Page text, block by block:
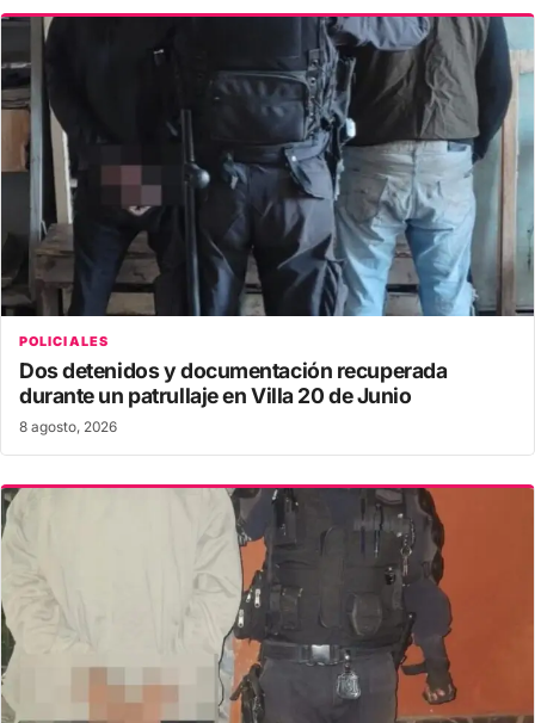
POLICIALES
Dos detenidos y documentación recuperada
durante un patrullaje en Villa 20 de Junio
8 agosto, 2026